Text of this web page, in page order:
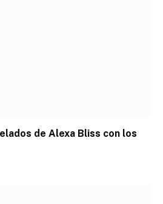
de Alexa Bliss con los